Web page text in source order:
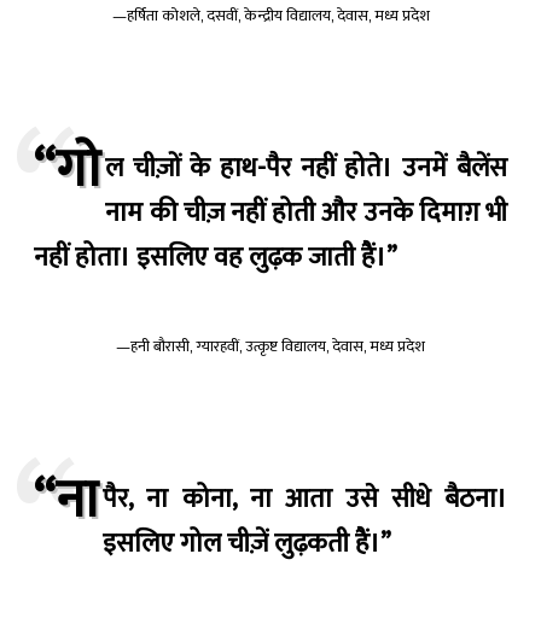
—हर्षिता कोशले, दसवीं, केन्द्रीय विद्यालय, देवास, मध्य प्रदेश
“गोल चीज़ों के हाथ-पैर नहीं होते। उनमें बैलेंस
नाम की चीज़ नहीं होती और उनके दिमाग़ भी
नहीं होता। इसलिए वह लुढ़क जाती हैं।”
—हनी बौरासी, ग्यारहवीं, उत्कृष्ट विद्यालय, देवास, मध्य प्रदेश
“नापैर, ना कोना, ना आता उसे सीधे बैठना।
इसलिए गोल चीज़ें लुढ़कती हैं।”